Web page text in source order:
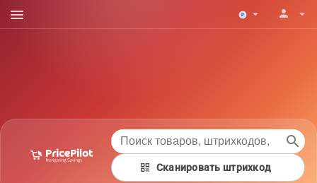
menu arrow_drop_down person arrow_drop_down
search
qr_code Сканировать штрихкод